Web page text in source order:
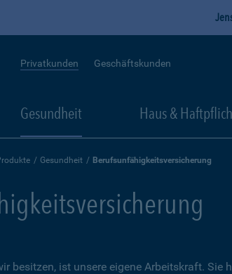
Privatkunden Geschäftskunden
Gesundheit Haus &
Gesundheit Berufsunfähigkeitsversicherung
besitzen, ist unsere eigene Arbeitskraft. Sie